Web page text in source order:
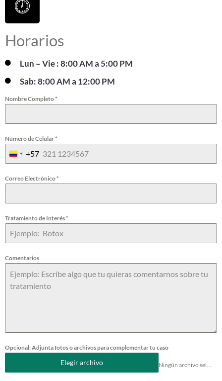
Horarios
Lun – Vie : 8:00 AM a 5:00 PM
Sab: 8:00 AM a 12:00 PM
Nombre Completo*
Número de Celular*
C
o
m
b
a
+
+57
Correo Electrónico*
Tratamiento de Interés*
Comentarios
Opcional: Adjunta fotos o archivos para complementar tu caso
Elegir archivo